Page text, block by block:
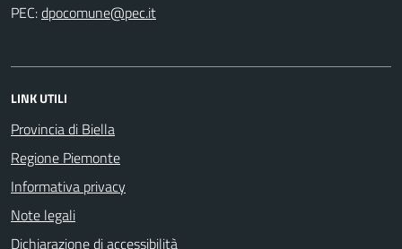
PEC:
LINK UTILI
Provincia di Biella
Regione Piemonte
Informativa privacy
Note legali
Dichiarazione di accessibilità